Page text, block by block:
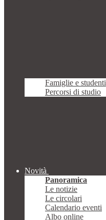
Famiglie e studenti
Percorsi di studio
Novità
Panoramica
Le notizie
Le circolari
Calendario eventi
Albo online